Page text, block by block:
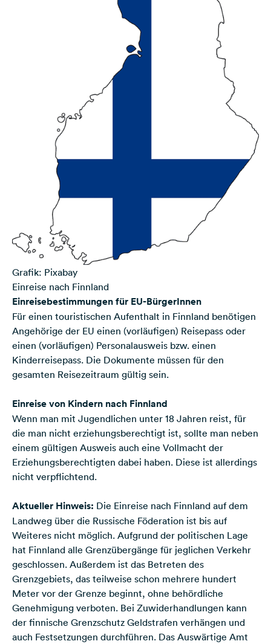
Grafik: Pixabay
Einreise nach Finnland
Einreisebestimmungen für EU-BürgerInnen
Für einen touristischen Aufenthalt in Finnland benötigen
Angehörige der EU einen (vorläufigen) Reisepass oder
einen (vorläufigen) Personalausweis bzw. einen
Kinderreisepass. Die Dokumente müssen für den
gesamten Reisezeitraum gültig sein.
Einreise von Kindern nach Finnland
Wenn man mit Jugendlichen unter 18 Jahren reist, für
die man nicht erziehungsberechtigt ist, sollte man neben
einem gültigen Ausweis auch eine Vollmacht der
Erziehungsberechtigten dabei haben. Diese ist allerdings
nicht verpflichtend.
Aktueller Hinweis: Die Einreise nach Finnland auf dem
Landweg über die Russische Föderation ist bis auf
Weiteres nicht möglich. Aufgrund der politischen Lage
hat Finnland alle Grenzübergänge für jeglichen Verkehr
geschlossen. Außerdem ist das Betreten des
Grenzgebiets, das teilweise schon mehrere hundert
Meter vor der Grenze beginnt, ohne behördliche
Genehmigung verboten. Bei Zuwiderhandlungen kann
der finnische Grenzschutz Geldstrafen verhängen und
auch Festsetzungen durchführen. Das Auswärtige Amt